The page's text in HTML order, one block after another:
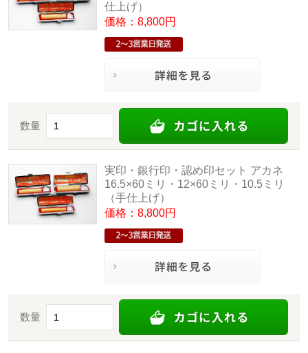
仕上げ）
価格：8,800円
数量
実印・銀行印・認め印セット アカネ
16.5×60ミリ・12×60ミリ・10.5ミリ
（手仕上げ）
価格：8,800円
数量